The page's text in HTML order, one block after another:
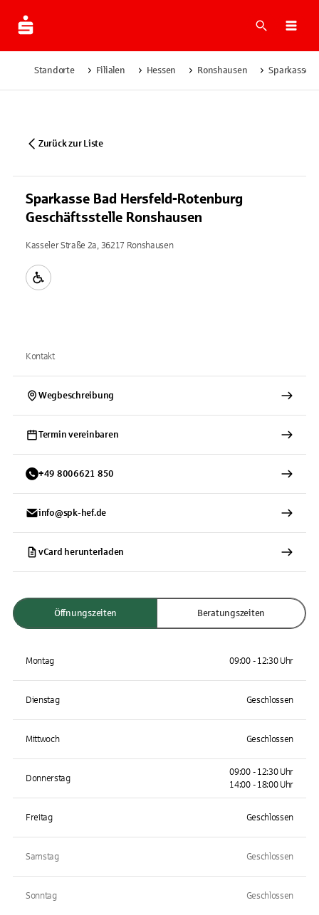
Suche
Standorte Filialen Hessen Ronshausen Sparkasse
Zurück zur Liste
Sparkasse Bad Hersfeld-Rotenburg
Geschäftsstelle Ronshausen
Kasseler Straße 2a, 36217 Ronshausen
Kontakt
Wegbeschreibung
Termin vereinbaren
+49 8006621 850
info@spk-hef.de
vCard herunterladen
Öffnungszeiten Beratungszeiten
Montag 09:00 - 12:30 Uhr
Dienstag Geschlossen
Mittwoch Geschlossen
Donnerstag
09:00 - 12:30 Uhr
14:00 - 18:00 Uhr
Freitag Geschlossen
Samstag Geschlossen
Sonntag Geschlossen